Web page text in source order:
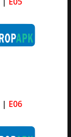
| E06